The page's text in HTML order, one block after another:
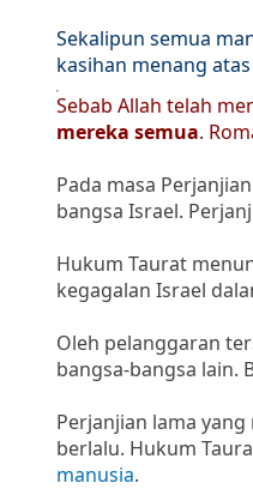
Sekalipun semua
kasihan menang
Sebab Allah telah
mereka semua.
Pada masa
bangsa Israel.
Hukum Taurat
kegagalan Israel
Oleh pelanggaran
bangsa-bangsa lain.
Perjanjian lama
berlalu. Hukum
manusia.